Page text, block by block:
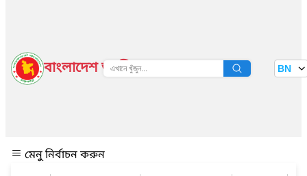
বাংলাদেশ জাতীয় তথ্য বাতায়ন BN
মেনু নির্বাচন করুন